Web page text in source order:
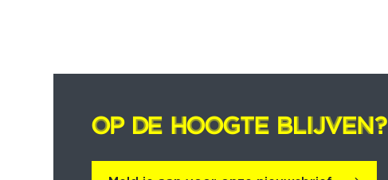
OP DE HOOGTE BLIJVEN?
OP DE HOOGTE BLIJVEN?